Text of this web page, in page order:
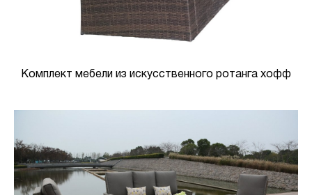
Комплект мебели из искусственного ротанга хофф